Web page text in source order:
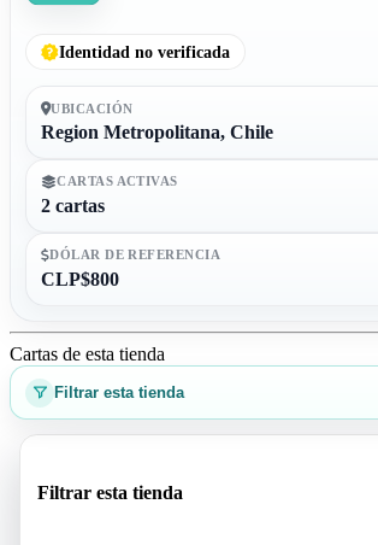
Identidad no verificada
UBICACIÓN
Region Metropolitana, Chile
CARTAS ACTIVAS
2 cartas
DÓLAR DE REFERENCIA
CLP$800
Cartas de esta tienda
Filtrar esta tienda
Filtrar esta tienda